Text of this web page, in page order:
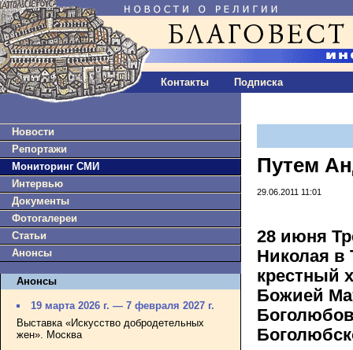
Контакты Подписка
Новости
Репортажи
Мониторинг СМИ
Интервью
Документы
Фотогалереи
Статьи
Анонсы
Анонсы
19 марта 2026 г. — 7 февраля 2027 г.
Выставка «Искусство добродетельных
жен». Москва
Путем
29.06.2011 11:01
28 июня
Николая в
крестный
Божией